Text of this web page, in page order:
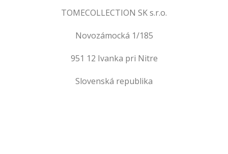
TOMECOLLECTION SK s.r.o.
Novozámocká 1/185
951 12 Ivanka pri Nitre
Slovenská republika